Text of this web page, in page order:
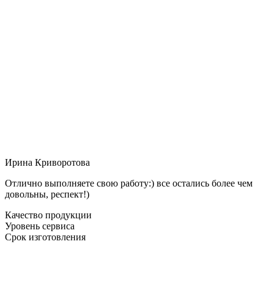
Ирина Криворотова
Отлично выполняете свою работу:) все остались более чем
довольны, респект!)
Качество продукции
Уровень сервиса
Срок изготовления